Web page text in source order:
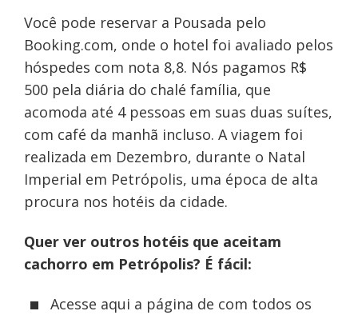
Você pode reservar a Pousada pelo
Booking.com, onde o hotel foi avaliado pelos
hóspedes com nota 8,8. Nós pagamos R$
500 pela diária do chalé família, que
acomoda até 4 pessoas em suas duas suítes,
com café da manhã incluso. A viagem foi
realizada em Dezembro, durante o Natal
Imperial em Petrópolis, uma época de alta
procura nos hotéis da cidade.
Quer ver outros hotéis que aceitam
cachorro em Petrópolis? É fácil:
Acesse aqui a página de com todos os